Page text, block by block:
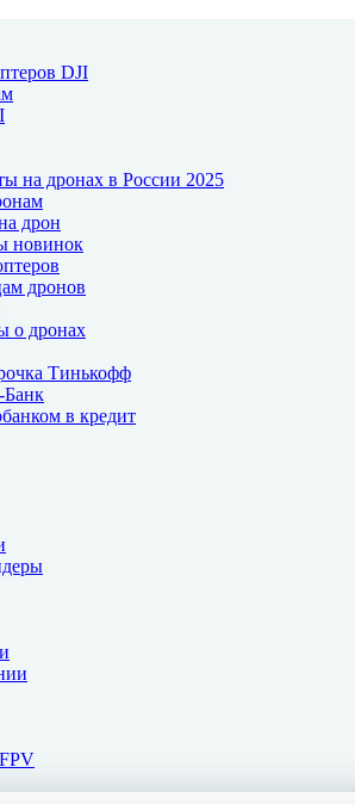
DJI
на дронах в России 2025
дрон
новинок
дронов
о дронах
Тинькофф
Банк
в кредит